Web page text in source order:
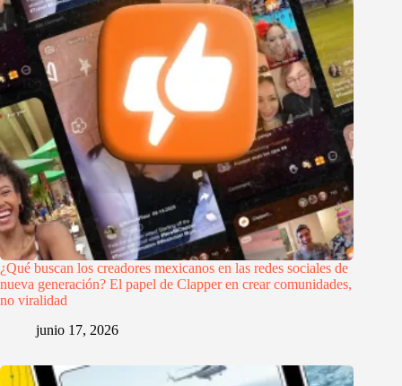
¿Qué buscan los creadores mexicanos en las redes sociales de
nueva generación? El papel de Clapper en crear comunidades,
no viralidad
junio 17, 2026